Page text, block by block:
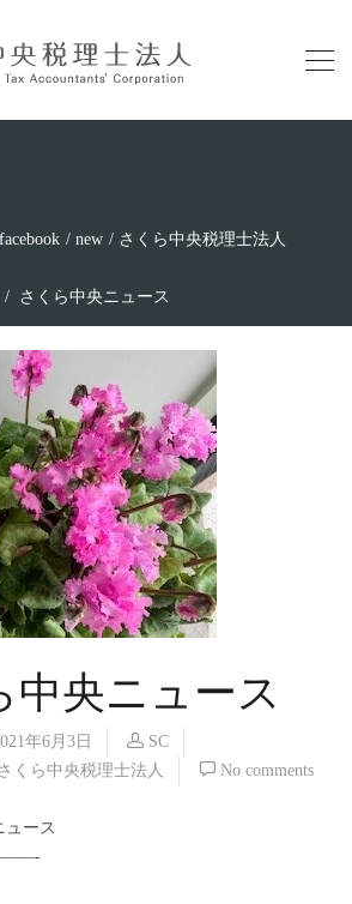
facebook new さくら中央税理士法人
さくら中央ニュース
中央ニュース
年6月3日
SC
さくら中央税理士法人 No comments
ュース